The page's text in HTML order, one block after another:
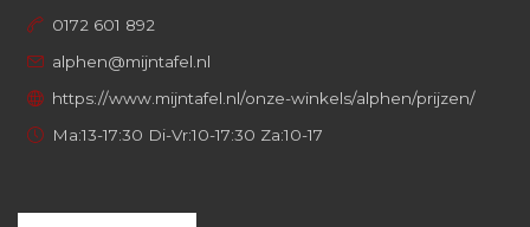
0172 601 892
alphen@mijntafel.nl
https://www.mijntafel.nl/onze-winkels/alphen/prijzen/
Ma:13-17:30 Di-Vr:10-17:30 Za:10-17